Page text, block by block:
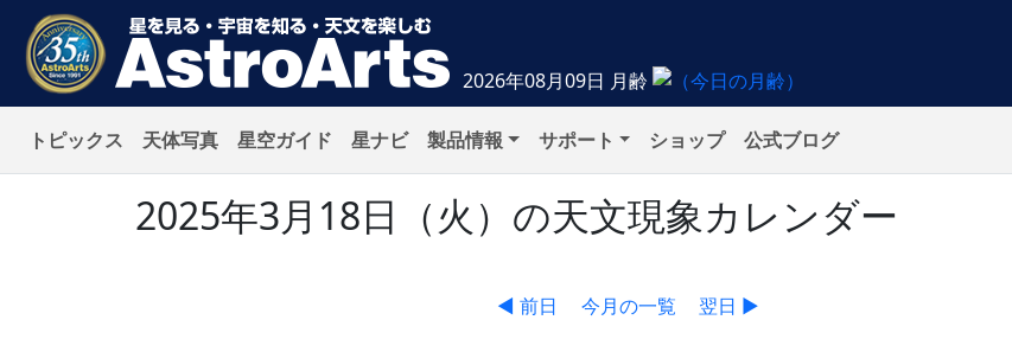
2026年08月09日 月齢
トピックス 天体写真 星空ガイド 星ナビ 製品情報 サポート ショップ 公式ブログ
2025年3月18日（火）の天文現象カレンダー
◀ 前日 今月の一覧 翌日 ▶